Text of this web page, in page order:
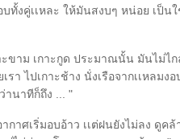
ทั้งคู่เเหละ ให้มันสงบๆ หน่อย เป็นใ
ขาม เกาะกูด ประมาณนั้น มันไม่ไก
า ไปเกาะช้าง นั่งเรือจากเเหลมง
านาทีก็ถึง ... "
กาศเริ่มอบอ้าว เเต่ฝนยังไม่ลง ดูค